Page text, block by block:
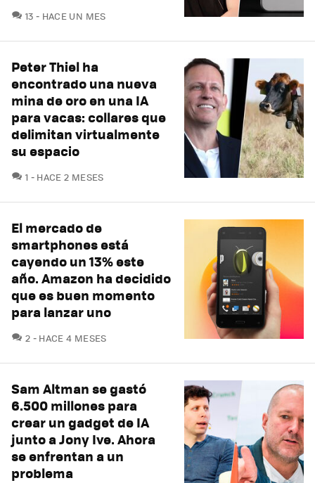
13 COMENTARIOS
HACE UN MES
Peter Thiel ha
encontrado una nueva
mina de oro en una IA
para vacas: collares que
delimitan virtualmente
su espacio
1 COMENTARIOS
HACE 2 MESES
El mercado de
smartphones está
cayendo un 13% este
año. Amazon ha decidido
que es buen momento
para lanzar uno
2 COMENTARIOS
HACE 4 MESES
Sam Altman se gastó
6.500 millones para
crear un gadget de IA
junto a Jony Ive. Ahora
se enfrentan a un
problema